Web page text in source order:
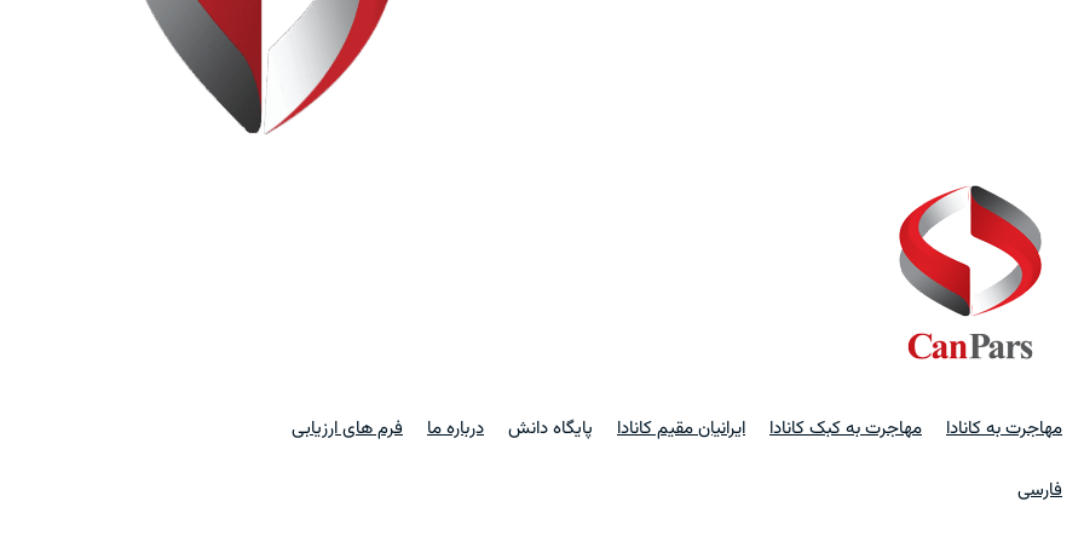
مهاجرت به کانادا مهاجرت به کبک کانادا ایرانیان مقیم کانادا پایگاه دانش درباره ما فرم های ارزیابی
فارسی